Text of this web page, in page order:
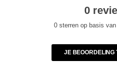
0
0 sterren op basis
JE BEOORDELING